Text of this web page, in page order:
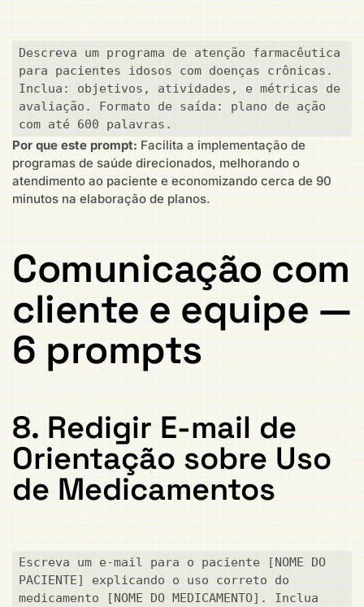
Descreva um programa de atenção farmacêutica
para pacientes idosos com doenças crônicas.
Inclua: objetivos, atividades, e métricas de
avaliação. Formato de saída: plano de ação
com até 600 palavras.
Por que este prompt: Facilita a implementação de
programas de saúde direcionados, melhorando o
atendimento ao paciente e economizando cerca de 90
minutos na elaboração de planos.
Comunicação com
cliente e equipe —
6 prompts
8. Redigir E-mail de
Orientação sobre Uso
de Medicamentos
Escreva um e-mail para o paciente [NOME DO
PACIENTE] explicando o uso correto do
medicamento [NOME DO MEDICAMENTO]. Inclua